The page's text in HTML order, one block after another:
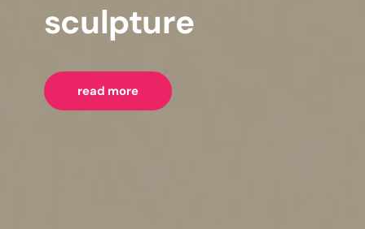
sculpture
read more